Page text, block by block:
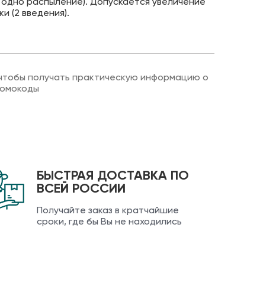
(2 введения).
получать практическую информацию о
БЫСТРАЯ ДОСТАВКА ПО
ВСЕЙ РОССИИ
Получайте заказ в кратчайшие
сроки, где бы Вы не находились